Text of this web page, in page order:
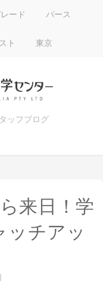
ード パース
ト 東京
ッフブログ
来日！学
チアッ